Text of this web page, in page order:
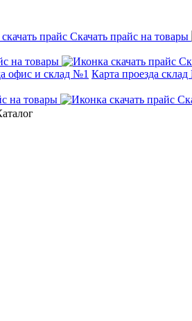
Скачать прайс на товары
на товары
офис и склад №1 Карта проезда
на товары